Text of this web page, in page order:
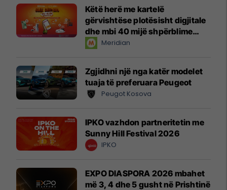
Këtë herë me kartelë
gërvishtëse plotësisht digjitale
dhe mbi 40 mijë shpërblime
instant!Meridian
Zgjidhni një nga katër modelet
tuaja të preferuara Peugeot
Peugot Kosova
IPKO vazhdon partneritetin me
Sunny Hill Festival 2026
IPKO
EXPO DIASPORA 2026 mbahet
më 3, 4 dhe 5 gusht në Prishtinë